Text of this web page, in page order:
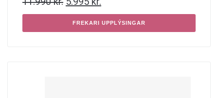
FREKARI UPPLÝSINGAR